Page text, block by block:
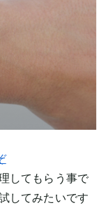
してもらう事で
してみたいです